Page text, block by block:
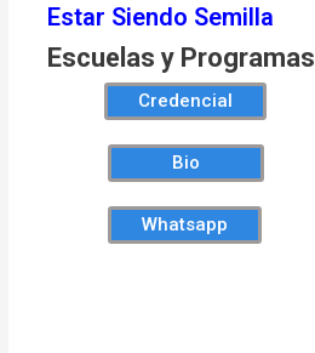
Estar Siendo Semilla
Escuelas y Programas
Credencial
Bio
Whatsapp